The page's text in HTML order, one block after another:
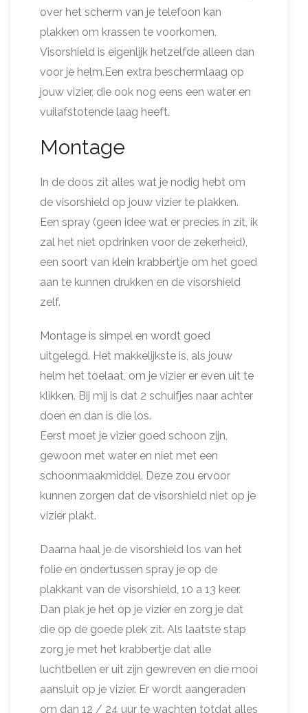
over het scherm van je telefoon kan
plakken om krassen te voorkomen.
Visorshield is eigenlijk hetzelfde alleen dan
voor je helm.Een extra beschermlaag op
jouw vizier, die ook nog eens een water en
vuilafstotende laag heeft.
Montage
In de doos zit alles wat je nodig hebt om
de visorshield op jouw vizier te plakken.
Een spray (geen idee wat er precies in zit, ik
zal het niet opdrinken voor de zekerheid),
een soort van klein krabbertje om het goed
aan te kunnen drukken en de visorshield
zelf.
Montage is simpel en wordt goed
uitgelegd. Het makkelijkste is, als jouw
helm het toelaat, om je vizier er even uit te
klikken. Bij mij is dat 2 schuifjes naar achter
doen en dan is die los.
Eerst moet je vizier goed schoon zijn,
gewoon met water en niet met een
schoonmaakmiddel. Deze zou ervoor
kunnen zorgen dat de visorshield niet op je
vizier plakt.
Daarna haal je de visorshield los van het
folie en ondertussen spray je op de
plakkant van de visorshield, 10 a 13 keer.
Dan plak je het op je vizier en zorg je dat
die op de goede plek zit. Als laatste stap
zorg je met het krabbertje dat alle
luchtbellen er uit zijn gewreven en die mooi
aansluit op je vizier. Er wordt aangeraden
om dan 12 / 24 uur te wachten totdat alles